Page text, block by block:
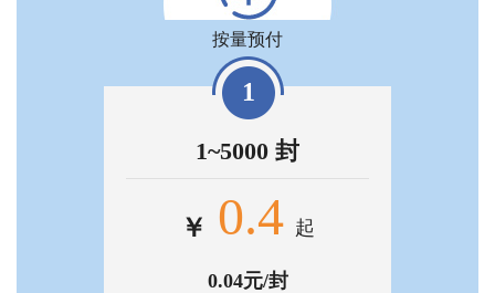
按量预付
1
1~5000 封
￥ 0.4 起
0.04元/封